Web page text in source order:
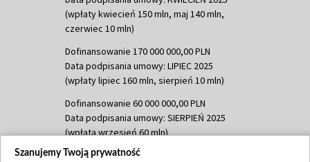
(wpłaty kwiecień 150 mln, maj 140 mln,
czerwiec 10 mln)
Dofinansowanie 170 000 000,00 PLN
Data podpisania umowy: LIPIEC 2025
(wpłaty lipiec 160 mln, sierpień 10 mln)
Dofinansowanie 60 000 000,00 PLN
Data podpisania umowy: SIERPIEŃ 2025
(wpłata wrzesień 60 mln)
Dofinansowanie 635 783 051,21 PLN
Szanujemy Twoją prywatność